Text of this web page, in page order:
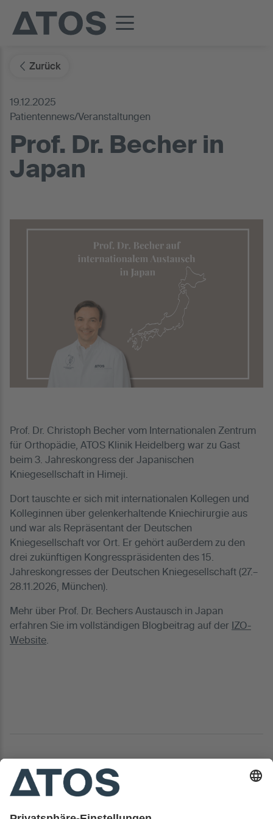
Zurück
19.12.2025
Patientennews/Veranstaltungen
Prof. Dr. Becher in
Japan
Prof. Dr. Christoph Becher vom Internationalen Zentrum
für Orthopädie, ATOS Klinik Heidelberg war zu Gast
beim 3. Jahreskongress der Japanischen
Kniegesellschaft in Himeji.
Dort tauschte er sich mit internationalen Kollegen und
Kolleginnen über gelenkerhaltende Kniechirurgie aus
und war als Repräsentant der Deutschen
Kniegesellschaft vor Ort. Er gehört außerdem zu den
drei zukünftigen Kongresspräsidenten des 15.
Jahreskongresses der Deutschen Kniegesellschaft (27.–
28.11.2026, München).
Mehr über Prof. Dr. Bechers Austausch in Japan
erfahren Sie im vollständigen Blogbeitrag auf der IZO-
Website.